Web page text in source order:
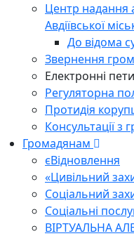
Центр надання
Авдіївської
До відома
Звернення
Електронні
Регуляторна
Протидія
Консультації з
Громадянам
єВідновлення
«Цивільний
Соціальний
Соціальні
ВІРТУАЛЬНА